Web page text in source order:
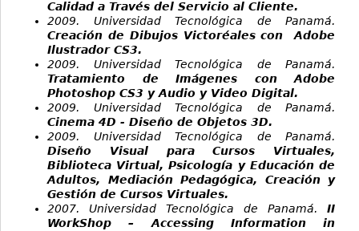
Calidad a Través del Servicio al Cliente.
2009. Universidad Tecnológica de Panamá.
Creación de Dibujos Victoréales con Adobe
Ilustrador CS3.
2009. Universidad Tecnológica de Panamá.
Tratamiento de Imágenes con Adobe
Photoshop CS3 y Audio y Video Digital.
2009. Universidad Tecnológica de Panamá.
Cinema 4D - Diseño de Objetos 3D.
2009. Universidad Tecnológica de Panamá.
Diseño Visual para Cursos Virtuales,
Biblioteca Virtual, Psicología y Educación de
Adultos, Mediación Pedagógica, Creación y
Gestión de Cursos Virtuales.
2007. Universidad Tecnológica de Panamá. II
WorkShop – Accessing Information in